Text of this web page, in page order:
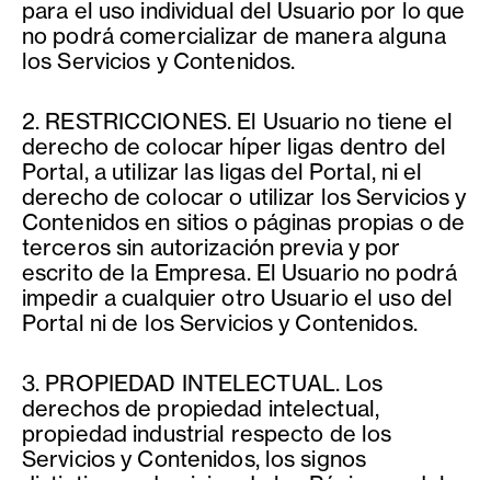
para el uso individual del Usuario por lo que
no podrá comercializar de manera alguna
los Servicios y Contenidos.
2. RESTRICCIONES. El Usuario no tiene el
derecho de colocar híper ligas dentro del
Portal, a utilizar las ligas del Portal, ni el
derecho de colocar o utilizar los Servicios y
Contenidos en sitios o páginas propias o de
terceros sin autorización previa y por
escrito de la Empresa. El Usuario no podrá
impedir a cualquier otro Usuario el uso del
Portal ni de los Servicios y Contenidos.
3. PROPIEDAD INTELECTUAL. Los
derechos de propiedad intelectual,
propiedad industrial respecto de los
Servicios y Contenidos, los signos